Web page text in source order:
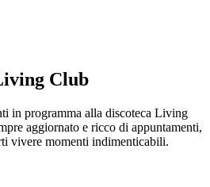
Club
in programma alla discoteca Living
aggiornato e ricco di appuntamenti,
vivere momenti indimenticabili.